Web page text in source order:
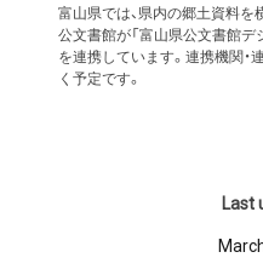
富山県では、県内の郷土資料を
公文書館が「富山県公文書館デ
を連携しています。連携機関
く予定です。
Last